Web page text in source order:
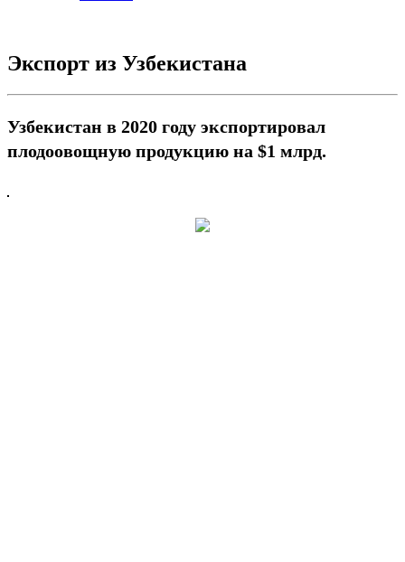
Экспорт из Узбекистана
Узбекистан в 2020 году экспортировал
плодоовощную продукцию на $1 млрд.